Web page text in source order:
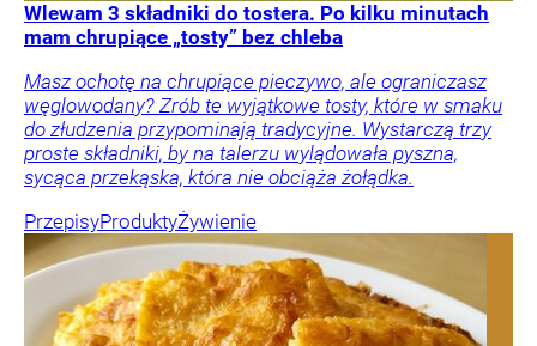
Wlewam 3 składniki do tostera. Po kilku minutach
mam chrupiące „tosty” bez chleba
Masz ochotę na chrupiące pieczywo, ale ograniczasz
węglowodany? Zrób te wyjątkowe tosty, które w smaku
do złudzenia przypominają tradycyjne. Wystarczą trzy
proste składniki, by na talerzu wylądowała pyszna,
sycąca przekąska, która nie obciąża żołądka.
PrzepisyProduktyŻywienie